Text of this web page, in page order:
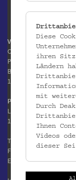
Volkskundemuseum
Otto Wagner Areal
Pavillon 1
Baumgartner Höhe 1
1140 Wien
Postanschrift:
Laudongasse 15-19
1080 Wien
T:
+43 1 406 89 05
F: +43 1 406 89 05.88
E:
Diese
ihren Sitz
Ländern
mit
Durch
Ihnen
Videos
dieser